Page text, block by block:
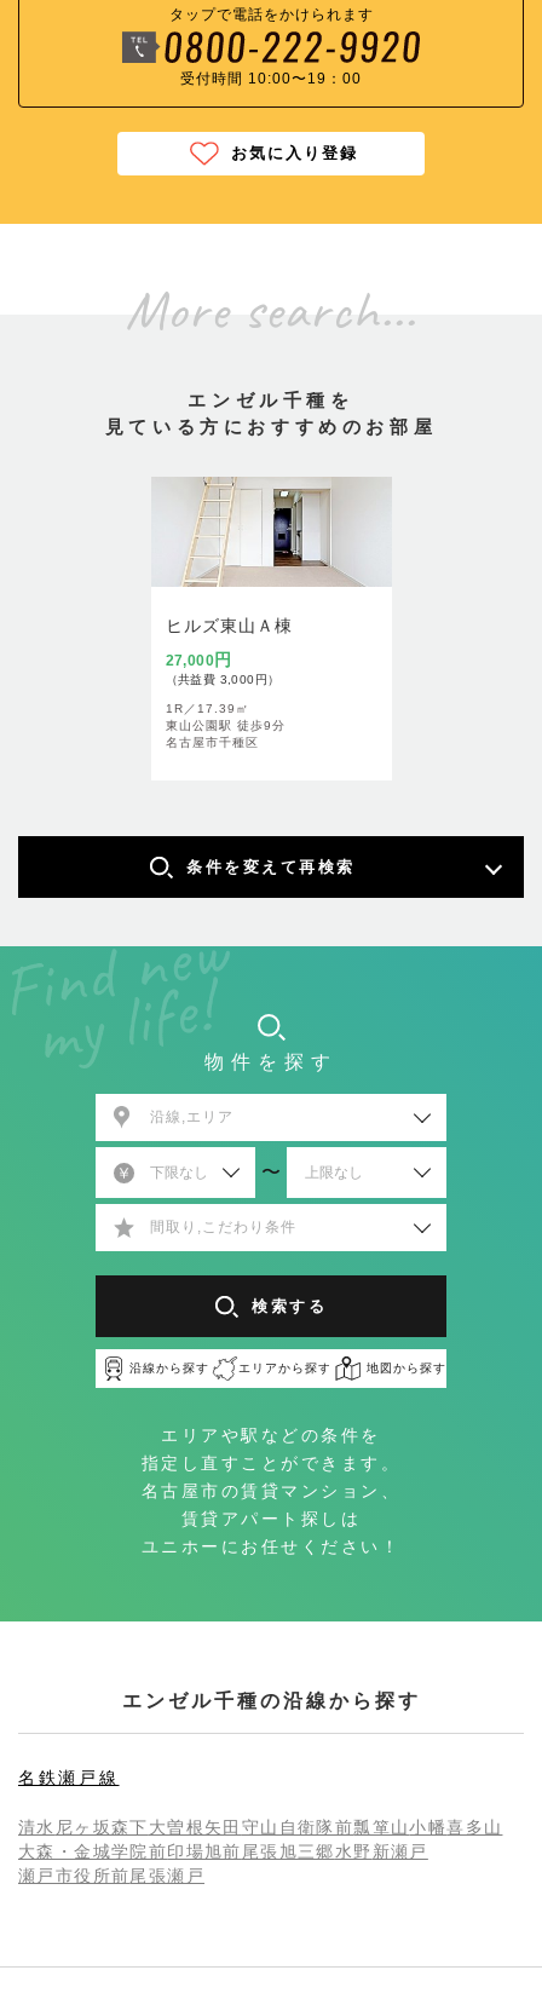
お気に入り登録
タップで電話をかけられます
受付時間 10:00〜19：00
More search...
エンゼル千種を
見ている方におすすめのお部屋
ヒルズ東山Ａ棟
27,000 円
（共益費 3,000円）
名古屋市千種区
1R／17.39㎡
東山公園駅 徒歩9分
条件を変えて再検索
物件を探す
沿線,エリア
〜
間取り,こだわり条件
検索する
沿線から探す エリアから探す 地図から探す
エリアや駅などの条件を
指定し直すことができます。
名古屋市の賃貸マンション、
賃貸アパート探しは
ユニホーにお任せください！
エンゼル千種の沿線から探す
名鉄瀬戸線
清水 尼ヶ坂森下大曽根矢田 守山自衛隊前瓢箪山小幡喜多山
大森・金城学院前印場旭前尾張旭三郷水野 新瀬戸
瀬戸市役所前尾張瀬戸